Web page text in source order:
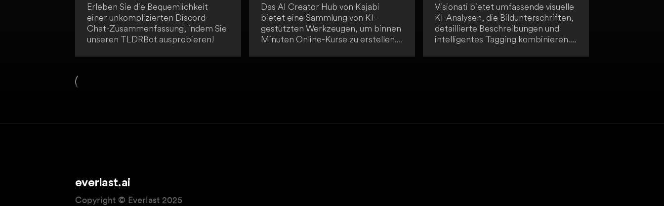
Erleben Sie die Bequemlichkeit
einer unkomplizierten Discord-
Chat-Zusammenfassung, indem Sie
unseren TLDRBot ausprobieren!
Das AI Creator Hub von Kajabi
bietet eine Sammlung von KI-
gestützten Werkzeugen, um binnen
Minuten Online-Kurse zu erstellen.
Visionati bietet umfassende visuelle
KI-Analysen, die Bildunterschriften,
detaillierte Beschreibungen und
intelligentes Tagging kombinieren.
everlast.ai
Copyright © Everlast 2025